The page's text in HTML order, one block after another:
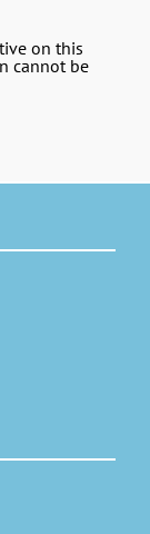
on this
cannot be